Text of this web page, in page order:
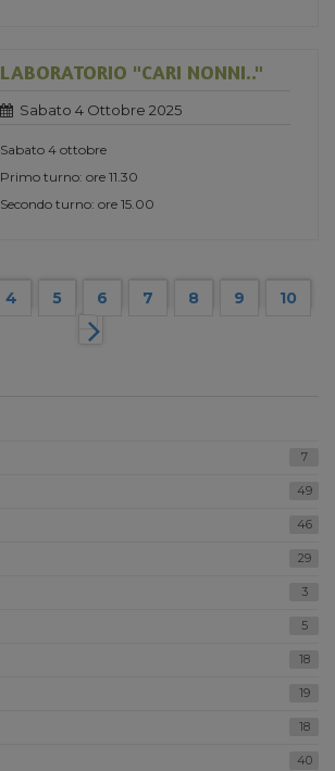
LABORATORIO "CARI NONNI.."
Sabato 4 Ottobre 2025
Sabato 4 ottobre
Primo turno: ore 11.30
Secondo turno: ore 15.00
4 5 6 7 8 9 10
7
49
46
29
3
5
18
19
18
40